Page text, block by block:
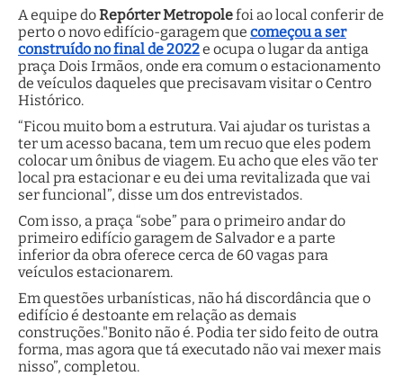
A equipe doRepórter Metropolefoi ao local conferir de
perto o novo edifício-garagem que começou a ser
construído no final de 2022e ocupa o lugar da antiga
praça Dois Irmãos, onde era comum o estacionamento
de veículos daqueles que precisavam visitar o Centro
Histórico.
“Ficou muito bom a estrutura. Vai ajudar os turistas a
ter um acesso bacana, tem um recuo que eles podem
colocar um ônibus de viagem. Eu acho que eles vão ter
local pra estacionar e eu dei uma revitalizada que vai
ser funcional”, disse um dos entrevistados.
Com isso, a praça “sobe” para o primeiro andar do
primeiro edifício garagem de Salvador e a parte
inferior da obra oferece cerca de 60 vagas para
veículos estacionarem.
Em questões urbanísticas, não há discordância que o
edifício é destoante em relação as demais
construções."Bonito não é. Podia ter sido feito de outra
forma, mas agora que tá executado não vai mexer mais
nisso”, completou.